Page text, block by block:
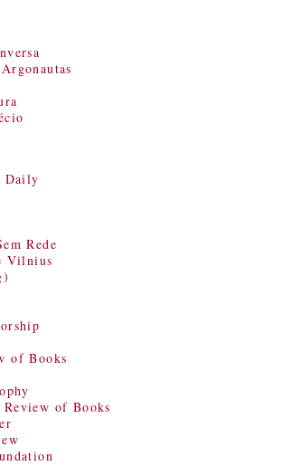
Daily
Rede
Vilnius
of Books
of Books